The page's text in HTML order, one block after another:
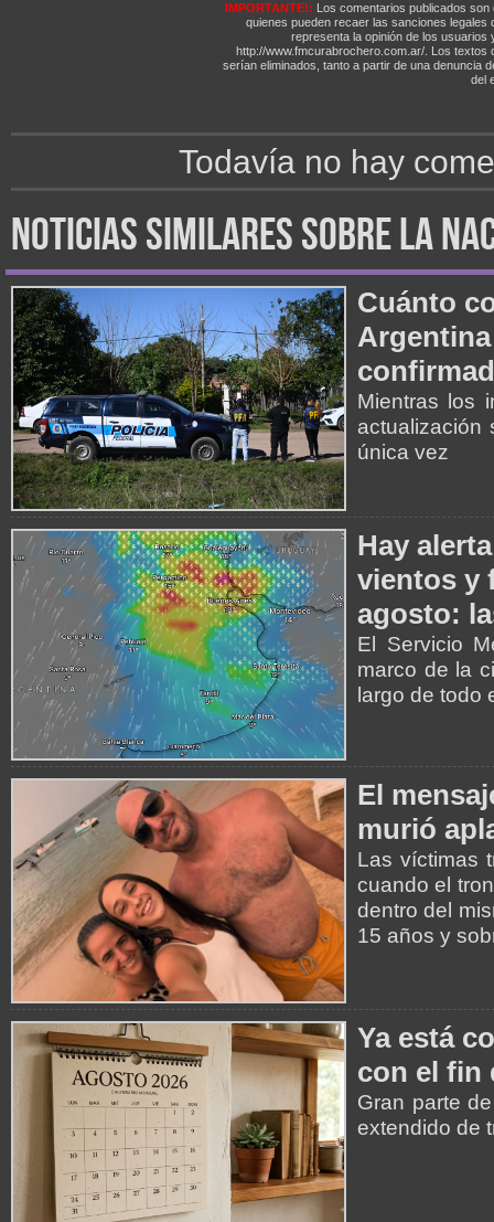
IMPORTANTE!: Los comentarios publicados
quienes pueden recaer las sanciones
representa la opinión de los
http://www.fmcurabrochero.com.ar/. Los textos
serían eliminados, tanto a partir de una denuncia
del
Todavía no hay
noticias similares sobre la
Cuánto
Mientras los
actualización
única vez
Hay
vientos y
agosto:
El Servicio
marco de la
largo de todo
El
murió
Las víctimas
cuando el
dentro del
15 años y
Ya está
con el fin
Gran parte
extendido de